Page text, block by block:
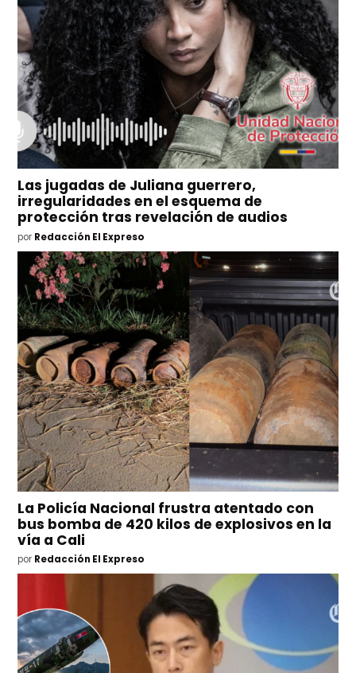
Las jugadas de Juliana guerrero,
irregularidades en el esquema de
protección tras revelación de audios
por Redacción El Expreso
La Policía Nacional frustra atentado con
bus bomba de 420 kilos de explosivos en la
vía a Cali
por Redacción El Expreso